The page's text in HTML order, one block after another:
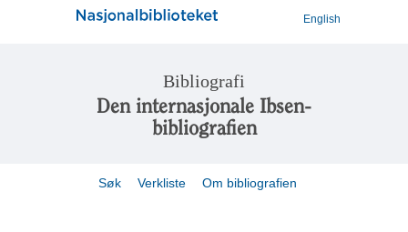
English
Bibliografi
Den internasjonale Ibsen-
bibliografien
Søk Verkliste Om bibliografien